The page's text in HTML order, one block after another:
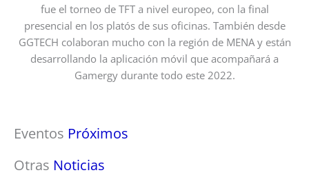
fue el torneo de TFT a nivel europeo, con la final
presencial en los platós de sus oficinas. También desde
GGTECH colaboran mucho con la región de MENA y están
desarrollando la aplicación móvil que acompañará a
Gamergy durante todo este 2022.
Eventos Próximos
Otras Noticias